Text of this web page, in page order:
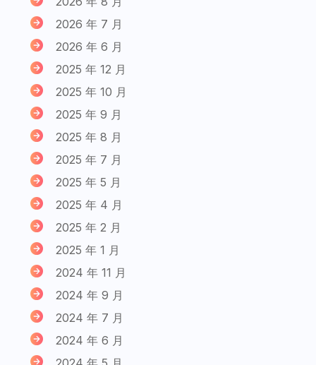
2026 年 7 月
2026 年 6 月
2025 年 12 月
2025 年 10 月
2025 年 9 月
2025 年 8 月
2025 年 7 月
2025 年 5 月
2025 年 4 月
2025 年 2 月
2025 年 1 月
2024 年 11 月
2024 年 9 月
2024 年 7 月
2024 年 6 月